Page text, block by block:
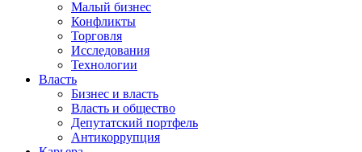
Малый бизнес
Конфликты
Торговля
Исследования
Технологии
Власть
Бизнес и власть
Власть и общество
Депутатский портфель
Антикоррупция